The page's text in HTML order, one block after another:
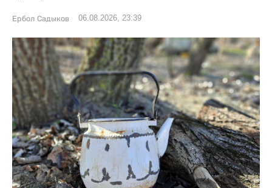
Ербол Садыков 06.08.2026, 23:39